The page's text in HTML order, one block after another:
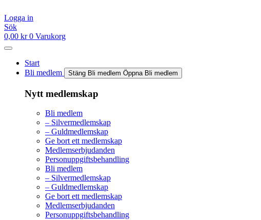
till
innehåll
Logga in
Sök
0,00 kr 0 Varukorg
Start
Bli medlem
Stäng Bli medlem Öppna Bli medlem
Nytt medlemskap
Bli medlem
– Silvermedlemskap
– Guldmedlemskap
Ge bort ett medlemskap
Medlemserbjudanden
Personuppgiftsbehandling
Bli medlem
– Silvermedlemskap
– Guldmedlemskap
Ge bort ett medlemskap
Medlemserbjudanden
Personuppgiftsbehandling